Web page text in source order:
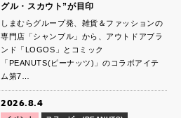
グル・スカウト”が目印
しまむらグループ発、雑貨＆ファッションの
専門店「シャンブル」から、アウトドアブラ
ンド「LOGOS」とコミック
「PEANUTS(ピーナッツ)」のコラボアイテ
ム第7…
2026.8.4